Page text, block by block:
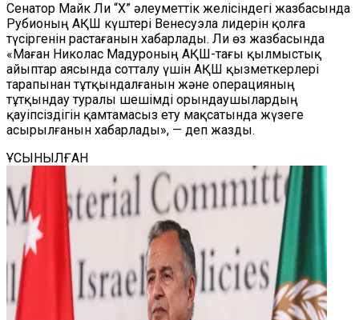
Сенатор Майк Ли “X” әлеуметтік желісіндегі жазбасында
Рубионың АҚШ күштері Венесуэла лидерін қолға
түсіргенін растағанын хабарлады. Ли өз жазбасында
«Маған Николас Мадуроның АҚШ-тағы қылмыстық
айыптар аясында сотталу үшін АҚШ қызметкерлері
тарапынан тұтқындалғанын және операцияның
тұтқындау туралы шешімді орындаушылардың
қауіпсіздігін қамтамасыз ету мақсатында жүзеге
асырылғанын хабарлады», — деп жазды.
ҰСЫНЫЛҒАН